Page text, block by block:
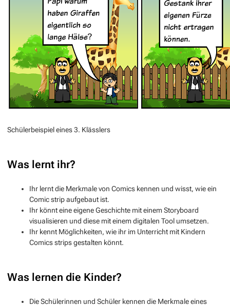
Schülerbeispiel eines 3. Klässlers
Was lernt ihr?
Ihr lernt die Merkmale von Comics kennen und wisst, wie ein
Comic strip aufgebaut ist.
Ihr könnt eine eigene Geschichte mit einem Storyboard
visualisieren und diese mit einem digitalen Tool umsetzen.
Ihr kennt Möglichkeiten, wie ihr im Unterricht mit Kindern
Comics strips gestalten könnt.
Was lernen die Kinder?
Die Schülerinnen und Schüler kennen die Merkmale eines